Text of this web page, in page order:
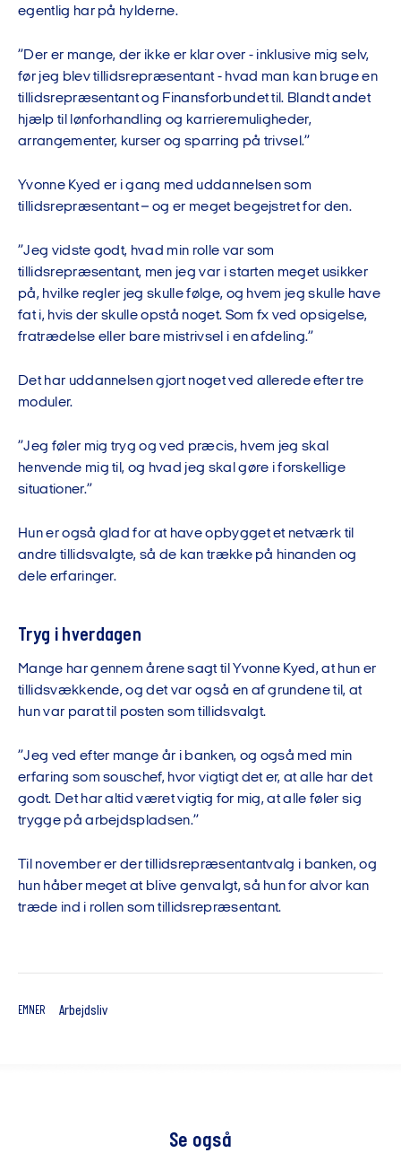
egentlig har på hylderne.
”Der er mange, der ikke er klar over - inklusive mig selv,
før jeg blev tillidsrepræsentant - hvad man kan bruge en
tillidsrepræsentant og Finansforbundet til. Blandt andet
hjælp til lønforhandling og karrieremuligheder,
arrangementer, kurser og sparring på trivsel.”
Yvonne Kyed er i gang med uddannelsen som
tillidsrepræsentant – og er meget begejstret for den.
”Jeg vidste godt, hvad min rolle var som
tillidsrepræsentant, men jeg var i starten meget usikker
på, hvilke regler jeg skulle følge, og hvem jeg skulle have
fat i, hvis der skulle opstå noget. Som fx ved opsigelse,
fratrædelse eller bare mistrivsel i en afdeling.”
Det har uddannelsen gjort noget ved allerede efter tre
moduler.
”Jeg føler mig tryg og ved præcis, hvem jeg skal
henvende mig til, og hvad jeg skal gøre i forskellige
situationer.”
Hun er også glad for at have opbygget et netværk til
andre tillidsvalgte, så de kan trække på hinanden og
dele erfaringer.
Tryg i hverdagen
Mange har gennem årene sagt til Yvonne Kyed, at hun er
tillidsvækkende, og det var også en af grundene til, at
hun var parat til posten som tillidsvalgt.
”Jeg ved efter mange år i banken, og også med min
erfaring som souschef, hvor vigtigt det er, at alle har det
godt. Det har altid været vigtig for mig, at alle føler sig
trygge på arbejdspladsen.”
Til november er der tillidsrepræsentantvalg i banken, og
hun håber meget at blive genvalgt, så hun for alvor kan
træde ind i rollen som tillidsrepræsentant.
EMNER Arbejdsliv
Se også